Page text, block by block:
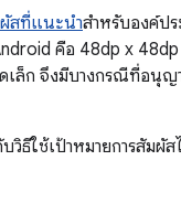
ผัสที่แนะนำสำหรับองค์ป
คือ 48dp x 48dp
เล็ก จึงมีบางกรณีที่อนุญ
วิธีใช้เป้าหมายการสัมผัส